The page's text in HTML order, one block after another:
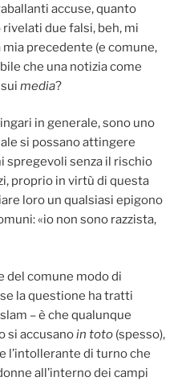
accuse, quanto
due falsi, beh, mi
precedente (e comune,
che una notizia come
media?
in generale, sono uno
si possano attingere
spregevoli senza il rischio
proprio in virtù di questa
loro un qualsiasi epigono
«io non sono razzista,
del comune modo di
la questione ha tratti
– è che qualunque
si accusanoin toto (spesso),
l’intollerante di turno che
all’interno dei campi